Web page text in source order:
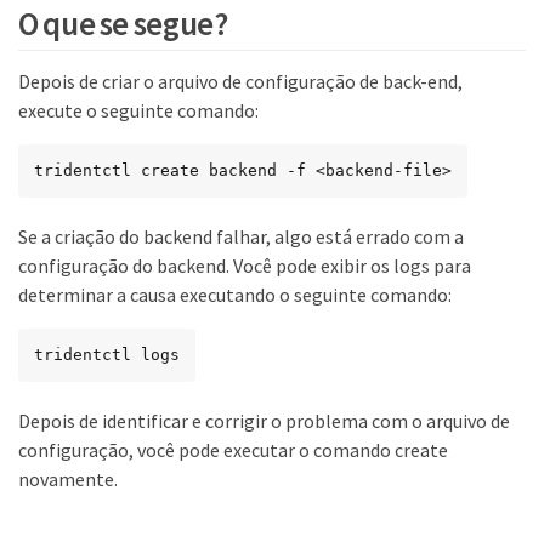
O que se segue?
Depois de criar o arquivo de configuração de back-end,
execute o seguinte comando:
tridentctl create backend -f <backend-file>
Se a criação do backend falhar, algo está errado com a
configuração do backend. Você pode exibir os logs para
determinar a causa executando o seguinte comando:
tridentctl logs
Depois de identificar e corrigir o problema com o arquivo de
configuração, você pode executar o comando create
novamente.